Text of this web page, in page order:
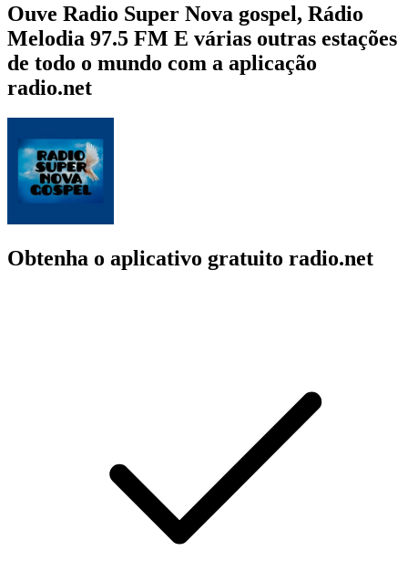
Ouve Radio Super Nova gospel, Rádio
Melodia 97.5 FM E várias outras estações
de todo o mundo com a aplicação
radio.net
Obtenha o aplicativo gratuito radio.net